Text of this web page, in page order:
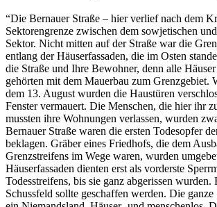
“Die Bernauer Straße – hier verlief nach dem
Sektorengrenze zwischen dem sowjetischen
Sektor. Nicht mitten auf der Straße war die
entlang der Häuserfassaden, die im Osten
die Straße und Ihre Bewohner, denn alle
gehörten mit dem Mauerbau zum Grenzgebiet.
dem 13. August wurden die Haustüren
Fenster vermauert. Die Menschen, die hier ihr
mussten ihre Wohnungen verlassen, wurden
Bernauer Straße waren die ersten Todesopfer
beklagen. Gräber eines Friedhofs, die dem
Grenzstreifens im Wege waren, wurden
Häuserfassaden dienten erst als vorderste
Todesstreifens, bis sie ganz abgerissen wurden.
Schussfeld sollte geschaffen werden. Die ganze